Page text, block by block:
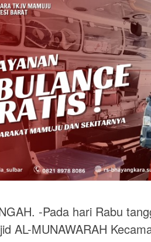
-Pada hari Rabu
AL-MUNAWARAH